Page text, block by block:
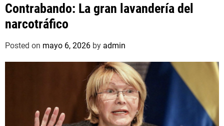
Contrabando: La gran lavandería del
narcotráfico
Posted on mayo 6, 2026 by admin